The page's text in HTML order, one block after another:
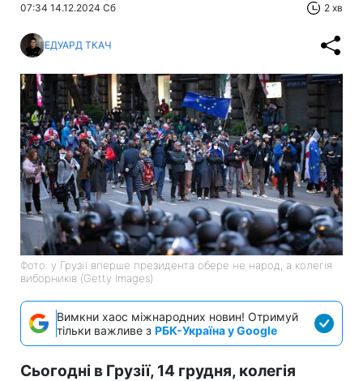
07:34 14.12.2024 Сб 2 хв
ЕДУАРД ТКАЧ
Фото: у Грузії вперше президента обере не народ, а колегія
виборників (Getty Images)
Вимкни хаос міжнародних новин! Отримуй
тільки важливе з РБК-Україна у Google
Сьогодні в Грузії, 14 грудня, колегія